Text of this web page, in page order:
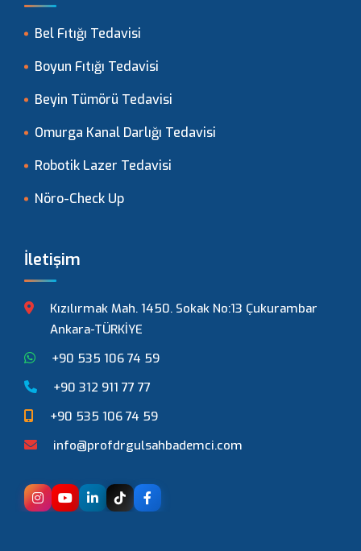
Bel Fıtığı Tedavisi
Boyun Fıtığı Tedavisi
Beyin Tümörü Tedavisi
Omurga Kanal Darlığı Tedavisi
Robotik Lazer Tedavisi
Nöro-Check Up
İletişim
Kızılırmak Mah. 1450. Sokak No:13 Çukurambar
Ankara-TÜRKİYE
+90 535 106 74 59
+90 312 911 77 77
+90 535 106 74 59
info@profdrgulsahbademci.com